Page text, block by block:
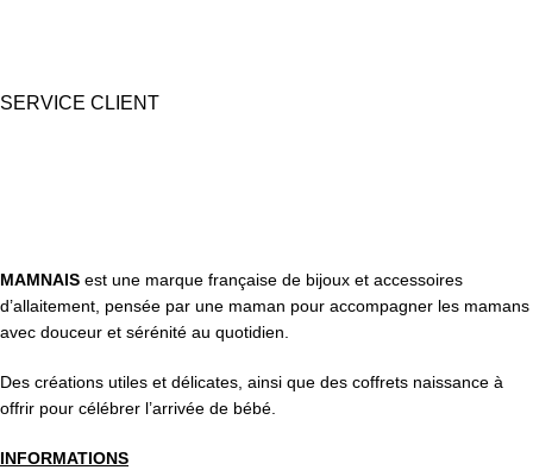
SERVICE CLIENT
MAMNAIS est une marque française de bijoux et accessoires
d’allaitement, pensée par une maman pour accompagner les mamans
avec douceur et sérénité au quotidien.
Des créations utiles et délicates, ainsi que des coffrets naissance à
offrir pour célébrer l’arrivée de bébé.
INFORMATIONS